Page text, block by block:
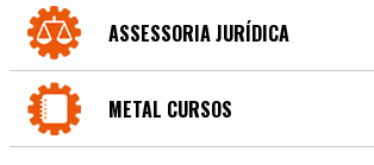
ASSESSORIA JURÍDICA
METAL CURSOS